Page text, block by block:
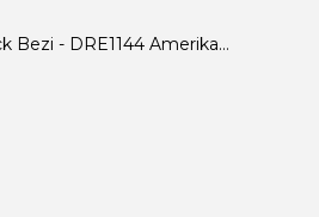
Açık Bej Duck Bezi - DRE1144 Amerikan Servis